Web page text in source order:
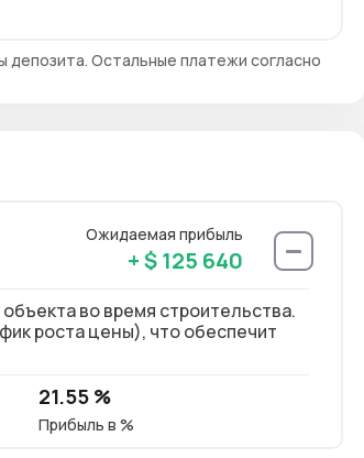
депозита. Остальные платежи согласно
Ожидаемая прибыль
+ $ 125 640
во время строительства.
роста цены), что обеспечит
21.55 %
Прибыль в %